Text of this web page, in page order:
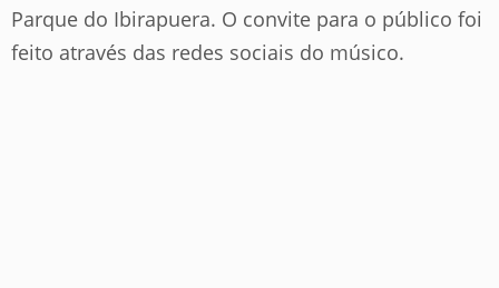
Parque do Ibirapuera. O convite para o público foi
feito através das redes sociais do músico.